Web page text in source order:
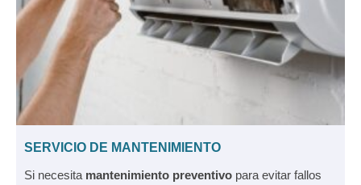
SERVICIO DE MANTENIMIENTO
Si necesita mantenimiento preventivo para evitar fallos